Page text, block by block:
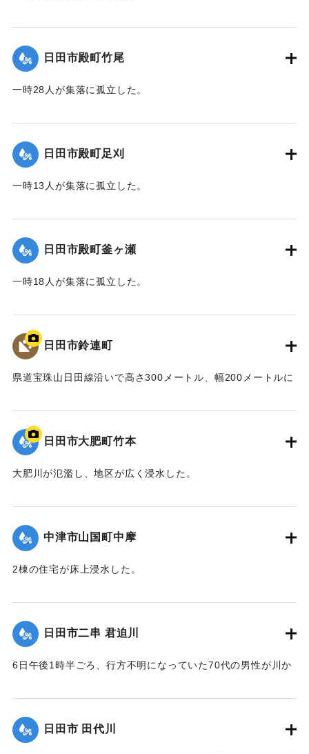
｜固有コード:01203008
日田市殿町竹尾
一時28人が集落に孤立した。
｜固有コード:01203009
日田市殿町足刈
一時13人が集落に孤立した。
｜固有コード:01203010
日田市殿町釜ヶ瀬
一時18人が集落に孤立した。
｜固有コード:01203011
日田市鈴連町
県道宝珠山日田線沿いで高さ300メートル、幅200メートルに
の消防団員の男性と60代、70代の女性2人が巻き込まれた。
男性は心肺停止の状態で病院に運ばれたが死亡が確認され
た。女性2人は全身や頭にけがをした。現場は崩れた土砂が地
日田市大肥町竹本
大肥川が氾濫し、地区が広く浸水した。
｜固有コード:01203005
中津市山国町中摩
2棟の住宅が床上浸水した。
｜固有コード:01203007
日田市二串 君迫川
6日午後1時半ごろ、行方不明になっていた70代の男性が川か
日田市 田代川